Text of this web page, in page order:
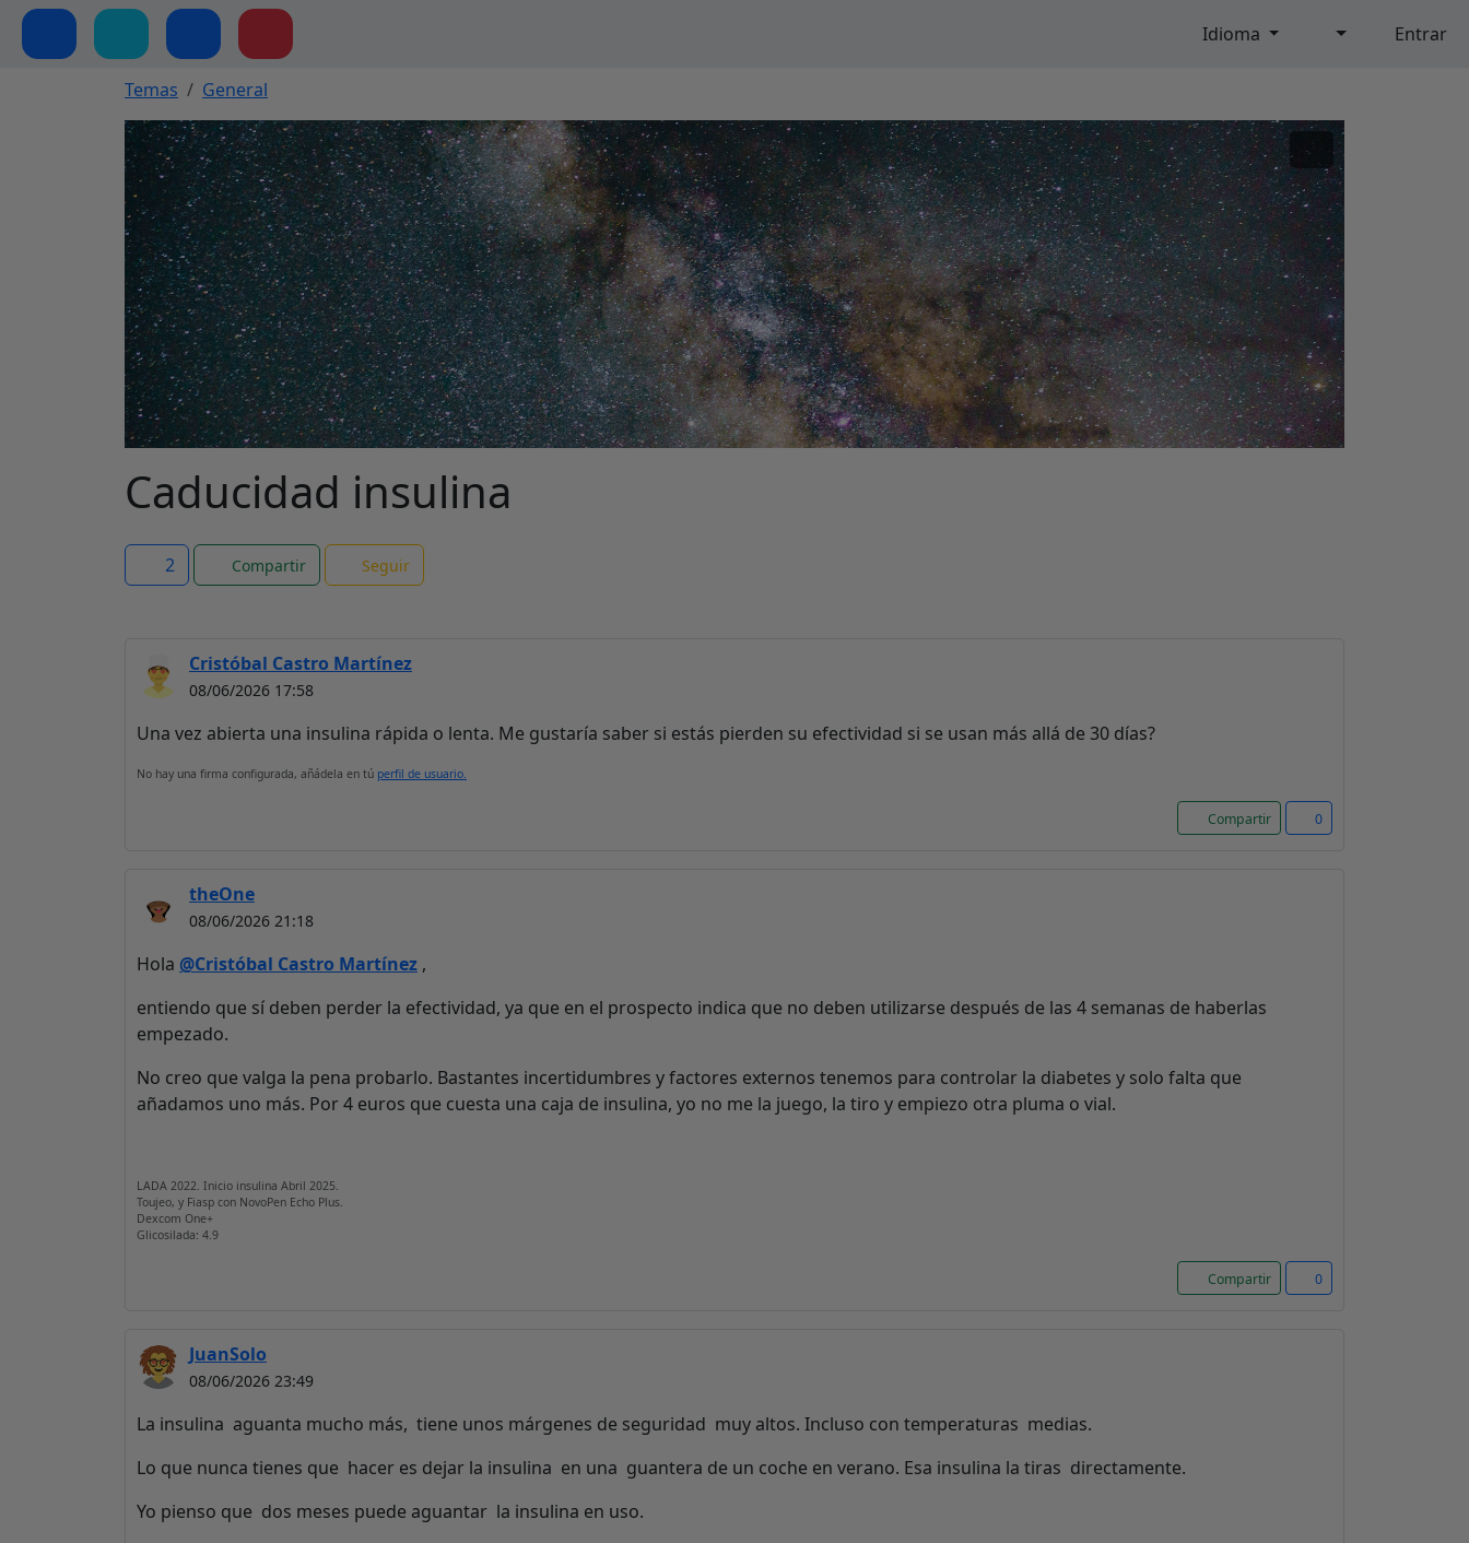
Idioma Entrar
Temas General
Caducidad insulina
2 Compartir Seguir
Cristóbal Castro Martínez
08/06/2026 17:58
Una vez abierta una insulina rápida o lenta. Me gustaría saber si estás pierden su efectividad si se usan más allá de 30 días?
No hay una firma configurada, añádela en tú perfil de usuario.
Compartir 0
theOne
08/06/2026 21:18
Hola @Cristóbal Castro Martínez ,
entiendo que sí deben perder la efectividad, ya que en el prospecto indica que no deben utilizarse después de las 4 semanas de haberlas
empezado.
No creo que valga la pena probarlo. Bastantes incertidumbres y factores externos tenemos para controlar la diabetes y solo falta que
añadamos uno más. Por 4 euros que cuesta una caja de insulina, yo no me la juego, la tiro y empiezo otra pluma o vial.
LADA 2022. Inicio insulina Abril 2025.
Toujeo, y Fiasp con NovoPen Echo Plus.
Dexcom One+
Glicosilada: 4.9
Compartir 0
JuanSolo
08/06/2026 23:49
La insulina aguanta mucho más, tiene unos márgenes de seguridad muy altos. Incluso con temperaturas medias.
Lo que nunca tienes que hacer es dejar la insulina en una guantera de un coche en verano. Esa insulina la tiras directamente.
Yo pienso que dos meses puede aguantar la insulina en uso.